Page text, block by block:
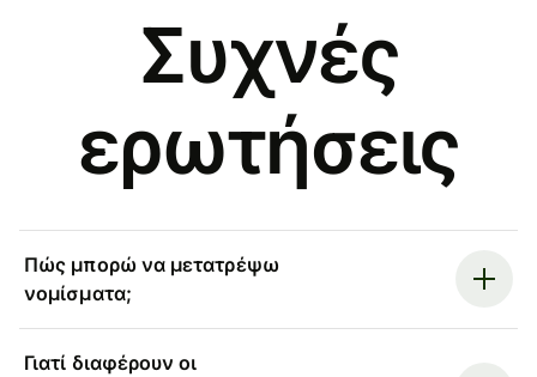
Συχνές
ερωτήσεις
Πώς μπορώ να μετατρέψω
νομίσματα;
Γιατί διαφέρουν οι